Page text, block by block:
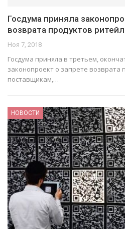
Госдума приняла
возврата продуктов
Ноя 7, 2018
Госдума приняла в третьем,
законопроект о запрете возврата
поставщикам,…
НОВОСТИ